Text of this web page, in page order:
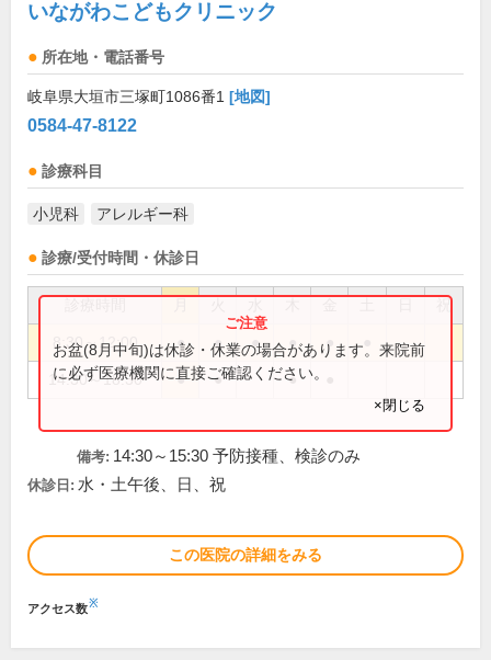
いながわこどもクリニック
所在地・電話番号
岐阜県大垣市三塚町1086番1 [地図]
0584-47-8122
診療科目
小児科 アレルギー科
診療/受付時間・休診日
祝
8:30～12:00 ● ● ● ● ●
14:30～18:30 ● ● ●
お盆(8月中旬)は休診・休業の場合があります。来院前
に必ず医療機関に直接ご確認ください。
×閉じる
備考: 14:30～15:30 予防接種、検診のみ
休診日: 水・土午後、日、祝
この医院の詳細をみる
アクセス数※